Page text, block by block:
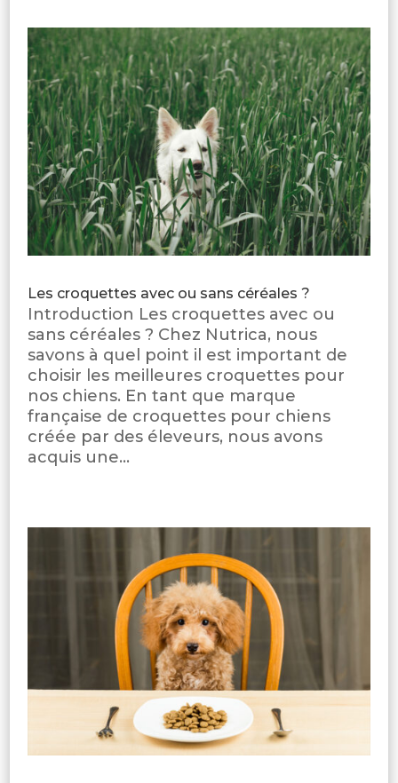
Les croquettes avec ou sans céréales ?
Introduction Les croquettes avec ou
sans céréales ? Chez Nutrica, nous
savons à quel point il est important de
choisir les meilleures croquettes pour
nos chiens. En tant que marque
française de croquettes pour chiens
créée par des éleveurs, nous avons
acquis une...